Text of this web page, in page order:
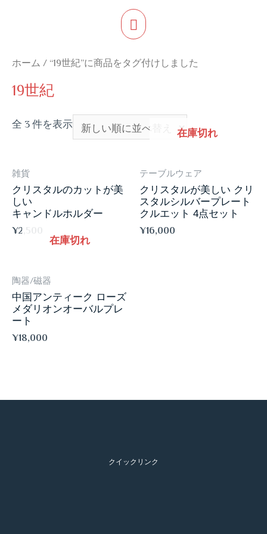
メ
ニ
ホーム / “19世紀”に商品をタグ付けしました
19世紀
全 3 件を表示
雑貨
クリスタルのカットが美
しい
キャンドルホルダー
¥2,500
在庫切れ
テーブルウェア
クリスタルが美しい クリ
スタルシルバープレート
クルエット 4点セット
¥16,000
在庫切れ
陶器/磁器
中国アンティーク ローズ
メダリオンオーバルプレ
ート
¥18,000
クイックリンク